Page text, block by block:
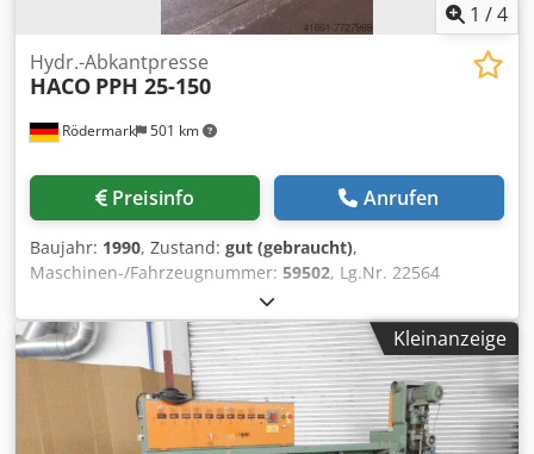
1 /4
Rödermark 501 km
Hydr.-Abkantpresse
HACO PPH 25-150
Preisinfo Anrufen
Baujahr: 1990, Zustand: gut (gebraucht),
Maschinen-/Fahrzeugnummer: 59502, Lg.Nr. 22564
Technische Daten: - Druckleistung 150 t - Arbeitsbreite
2600 mm - Durchgang zwischen den Ständern 2100 mm -
Tischbreite 180 mm Cedpfxein I Nbs Airsha - Ausladung
250 mm - Einbauhöhe 325 mm - Antrieb 400 V / 7,5 kW -
Platzbedarf ca. B 3000 x H 2400 x T 1600 mm - Gewicht ca.
7000 kg - mit: - Zweihandbedienpult mit Fußtaster
Kleinanzeige